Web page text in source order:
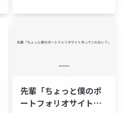
先輩「ちょっと僕のポ
ートフォリオサイト作